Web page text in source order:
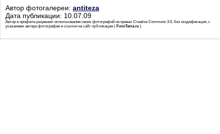
Автор фотогалереи: antiteza
Дата публикации: 10.07.09
Автор в профиле разрешил использование своих фотографий на правах Creative Commons 3.0, без модификации, с
указанием автора фотографии и ссылки на сайт публикации ( FotoTerra.ru )